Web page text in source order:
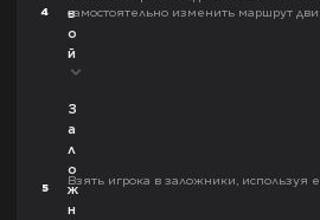
4
в
о
й
самостоятельно изменить маршрут
5
З
а
л
о
ж
н
Взять игрока в заложники, используя